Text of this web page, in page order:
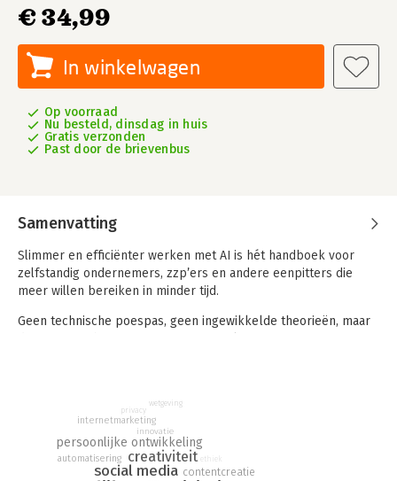
€ 34,99
In winkelwagen
Op voorraad
Nu besteld, dinsdag in huis
Gratis verzonden
Past door de brievenbus
Samenvatting
Slimmer en efficiënter werken met AI is hét handboek voor
zelfstandig ondernemers, zzp’ers en andere eenpitters die
meer willen bereiken in minder tijd.
Geen technische poespas, geen ingewikkelde theorieën, maar
schrijfstijl aanleert en inzet als sparringpartner zonder je
eigenheid te verliezen.
Slimmer en efficiënter werken met AI
ervaren ondernemer en auteur, op inspirerende en
social media
creativiteit
persoonlijke ontwikkeling
contentcreatie
innovatie
automatisering
internetmarketing
privacy
wetgeving
ethiek